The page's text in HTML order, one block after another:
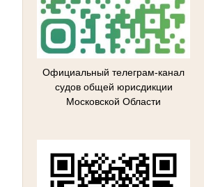
Официальный телеграм-канал
судов общей юрисдикции
Московской Области